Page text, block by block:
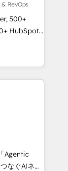
RevOps
500+
HubSpot
★
★ AI-
★
adoption
built
full data
Agentic